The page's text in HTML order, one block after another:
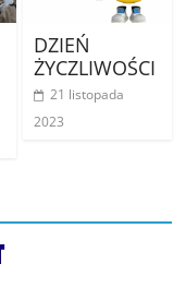
DZIEŃ
ŻYCZLIWOŚCI
21 listopada
2023